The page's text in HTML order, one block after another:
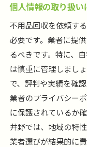
個人情報の取り扱い
不用品回収を依頼す
必要です。業者に提
るべきです。特に、
は慎重に管理しまし
で、評判や実績を確
業者のプライバシー
に保護されているか
井野では、地域の特
業者選びが結果的に